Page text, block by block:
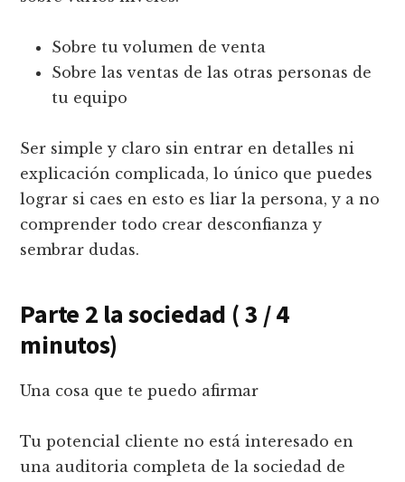
Sobre tu volumen de venta
Sobre las ventas de las otras personas de
tu equipo
Ser simple y claro sin entrar en detalles ni
explicación complicada, lo único que puedes
lograr si caes en esto es liar la persona, y a no
comprender todo crear desconfianza y
sembrar dudas.
Parte 2 la sociedad ( 3 / 4
minutos)
Una cosa que te puedo afirmar
Tu potencial cliente no está interesado en
una auditoria completa de la sociedad de